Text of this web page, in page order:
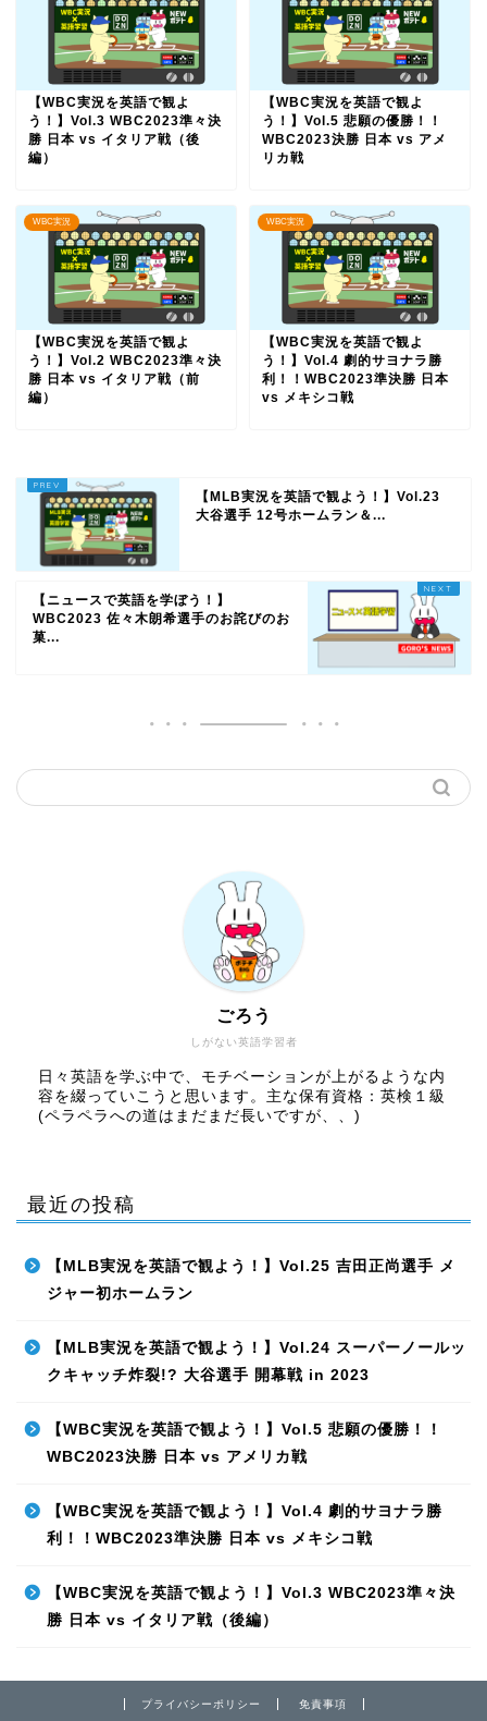
【WBC実況を英語で観よ
う！】Vol.3 WBC2023準々決
勝 日本 vs イタリア戦（後
編）
【WBC実況を英語で観よ
う！】Vol.5 悲願の優勝！！
WBC2023決勝 日本 vs アメ
リカ戦
WBC実況
【WBC実況を英語で観よ
う！】Vol.2 WBC2023準々決
勝 日本 vs イタリア戦（前
編）
WBC実況
【WBC実況を英語で観よ
う！】Vol.4 劇的サヨナラ勝
利！！WBC2023準決勝 日本
vs メキシコ戦
【MLB実況を英語で観よう！】Vol.23
大谷選手 12号ホームラン＆...
【ニュースで英語を学ぼう！】
WBC2023 佐々木朗希選手のお詫びのお
菓...
しがない英語学習者
ごろう
日々英語を学ぶ中で、モチベーションが上がるような内
容を綴っていこうと思います。主な保有資格：英検１級
(ペラペラへの道はまだまだ長いですが、、)
最近の投稿
【MLB実況を英語で観よう！】Vol.25 吉田正尚選手 メ
ジャー初ホームラン
【MLB実況を英語で観よう！】Vol.24 スーパーノールッ
クキャッチ炸裂!? 大谷選手 開幕戦 in 2023
【WBC実況を英語で観よう！】Vol.5 悲願の優勝！！
WBC2023決勝 日本 vs アメリカ戦
【WBC実況を英語で観よう！】Vol.4 劇的サヨナラ勝
利！！WBC2023準決勝 日本 vs メキシコ戦
【WBC実況を英語で観よう！】Vol.3 WBC2023準々決
勝 日本 vs イタリア戦（後編）
プライバシーポリシー 免責事項